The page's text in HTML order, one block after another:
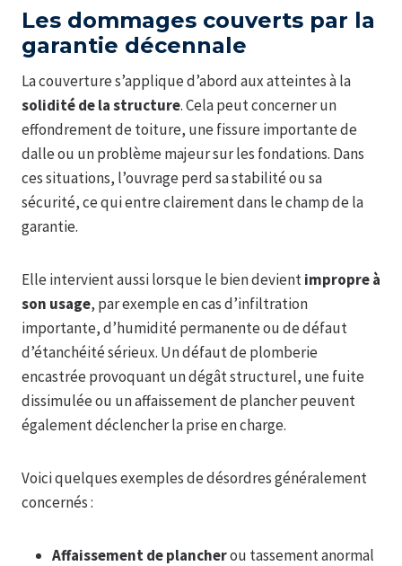
Les dommages couverts par la
garantie décennale
La couverture s’applique d’abord aux atteintes à la
solidité de la structure. Cela peut concerner un
effondrement de toiture, une fissure importante de
dalle ou un problème majeur sur les fondations. Dans
ces situations, l’ouvrage perd sa stabilité ou sa
sécurité, ce qui entre clairement dans le champ de la
garantie.
Elle intervient aussi lorsque le bien devientimpropre à
son usage, par exemple en cas d’infiltration
importante, d’humidité permanente ou de défaut
d’étanchéité sérieux. Un défaut de plomberie
encastrée provoquant un dégât structurel, une fuite
dissimulée ou un affaissement de plancher peuvent
également déclencher la prise en charge.
Voici quelques exemples de désordres généralement
concernés :
Affaissement de plancherou tassement anormal